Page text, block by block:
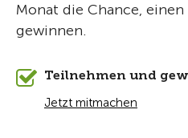
Monat die Chance, einen
gewinnen.
Teilnehmen und
Jetzt mitmachen